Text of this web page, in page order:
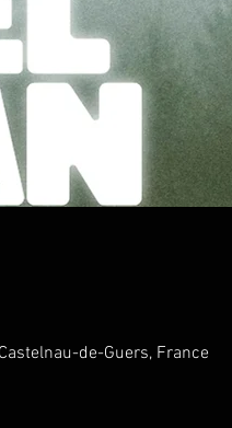
de-Guers, France